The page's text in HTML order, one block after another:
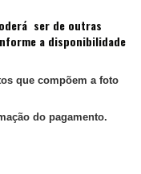
ser de outras
a disponibilidade
que compõem a foto
do pagamento.